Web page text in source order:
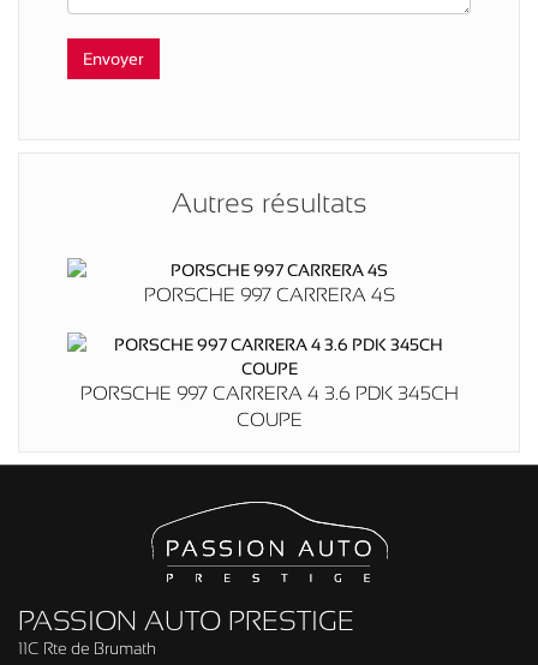
Autres résultats
PORSCHE 997 CARRERA 4S
PORSCHE 997 CARRERA 4 3.6 PDK 345CH
COUPE
PASSION AUTO PRESTIGE
11C Rte de Brumath